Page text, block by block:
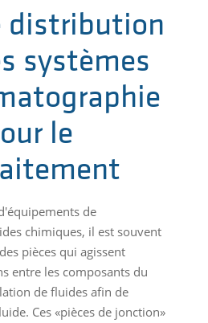
distribution
systèmes
le
de
chimiques, il est souvent
pièces qui agissent
entre les composants du
de fluides afin de
Ces «pièces de jonction»